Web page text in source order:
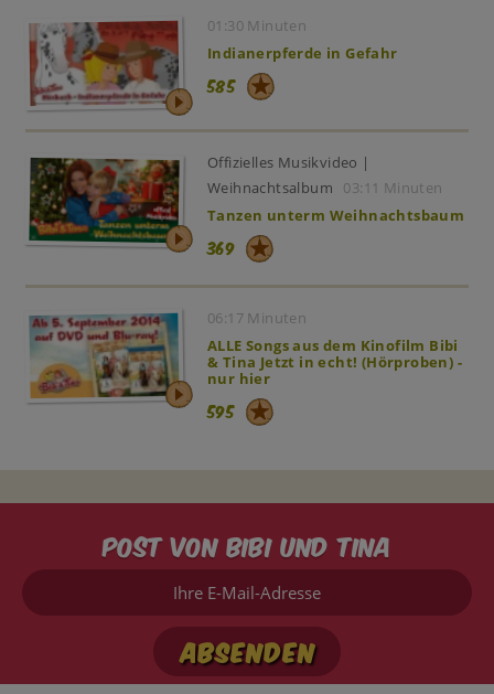
01:30 Minuten
Indianerpferde in Gefahr
585
Offizielles Musikvideo |
Weihnachtsalbum
03:11 Minuten
Tanzen unterm Weihnachtsbaum
369
06:17 Minuten
ALLE Songs aus dem Kinofilm Bibi
& Tina Jetzt in echt! (Hörproben) -
nur hier
595
Post von Bibi und Tina
Ihre
Mail-